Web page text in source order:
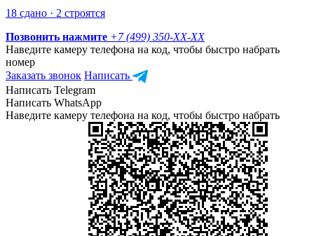
18 сдано · 2 строятся
Позвонить нажмите +7 (499) 350-XX-XX
Наведите камеру телефона на код, чтобы быстро набрать
номер
Заказать звонок Написать
Написать Telegram
Написать WhatsApp
Наведите камеру телефона на код, чтобы быстро набрать